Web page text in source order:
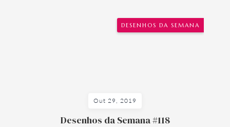
DESENHOS DA SEMANA
Out 29, 2019
Desenhos da Semana #118